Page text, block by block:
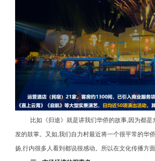
比如《归途》就是讲我们华侨的故事,因为都
发的鼓掌。又如,我们自力村最近将一个很平常的华
扬,行内很多人看到都说很感动。所以在文化传播方